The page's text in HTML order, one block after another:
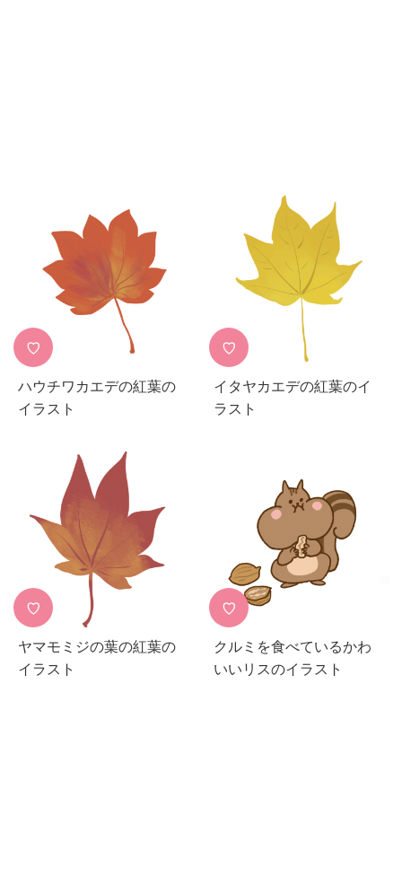
♡
ハウチワカエデの紅葉の
イラスト
♡
イタヤカエデの紅葉のイ
ラスト
♡
ヤマモミジの葉の紅葉の
イラスト
♡
クルミを食べているかわ
いいリスのイラスト